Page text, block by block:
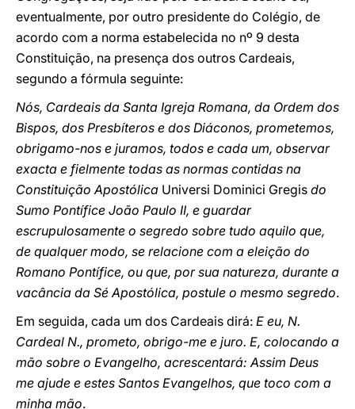
eventualmente, por outro presidente do Colégio, de
acordo com a norma estabelecida no nº 9 desta
Constituição, na presença dos outros Cardeais,
segundo a fórmula seguinte:
Nós, Cardeais da Santa Igreja Romana, da Ordem dos
Bispos, dos Presbíteros e dos Diáconos, prometemos,
obrigamo-nos e juramos, todos e cada um, observar
exacta e fielmente todas as normas contidas na
Constituição Apostólica Universi Dominici Gregis do
Sumo Pontífice João Paulo II, e guardar
escrupulosamente o segredo sobre tudo aquilo que,
de qualquer modo, se relacione com a eleição do
Romano Pontífice, ou que, por sua natureza, durante a
vacância da Sé Apostólica, postule o mesmo segredo.
Em seguida, cada um dos Cardeais dirá: E eu, N.
Cardeal N., prometo, obrigo-me e juro. E, colocando a
mão sobre o Evangelho, acrescentará: Assim Deus
me ajude e estes Santos Evangelhos, que toco com a
minha mão.